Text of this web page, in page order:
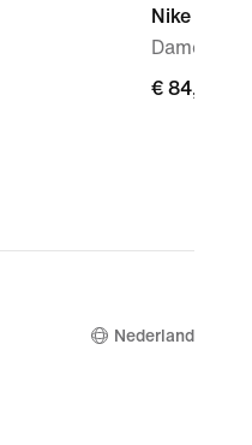
Nike
€ 84,99
€ 84,99
Nederland